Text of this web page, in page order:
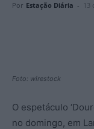
Por Estação Diária - 13
Foto: wirestock
O espetáculo
no domingo, em